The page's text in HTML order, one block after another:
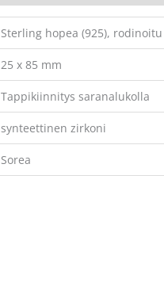
Sterling hopea (925), rodinoitu
25 x 85 mm
Tappikiinnitys saranalukolla
synteettinen zirkoni
Sorea